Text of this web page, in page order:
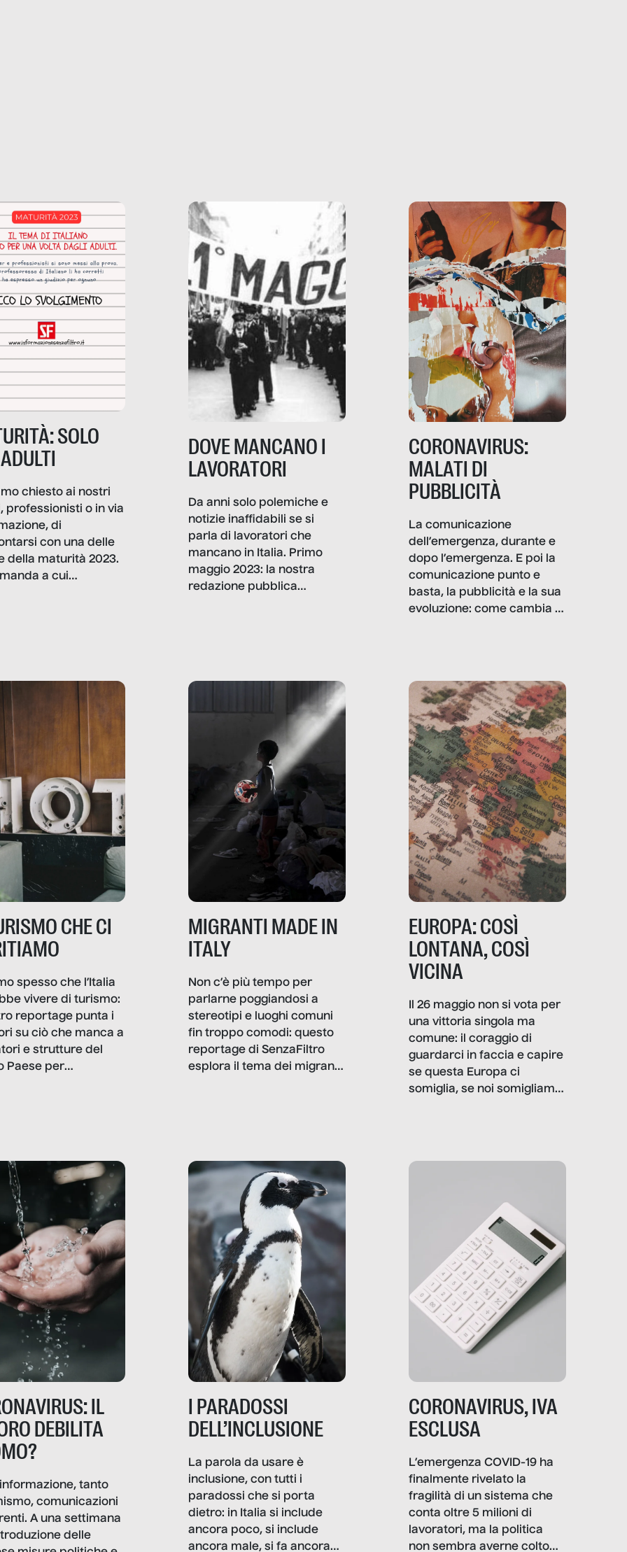
la nostra vita
come.
SOLO
chiesto ai nostri
professionisti o in via
di
con una delle
della maturità 2023.
a cui
DOVE MANCANO I
LAVORATORI
Da anni solo polemiche e
notizie inaffidabili se si
parla di lavoratori che
mancano in Italia. Primo
maggio 2023: la nostra
redazione pubblica
la sanità, la ristorazione,
la scuola, le fabbriche,
amministrazione, l’edilizia,
CORONAVIRUS:
MALATI DI
PUBBLICITÀ
La comunicazione
dell’emergenza, durante e
dopo l’emergenza. E poi la
comunicazione punto e
basta, la pubblicità e la sua
evoluzione: come cambia il
CHE CI
spesso che l’Italia
vivere di turismo:
reportage punta i
su ciò che manca a
e strutture del
Paese per
MIGRANTI MADE IN
ITALY
Non c’è più tempo per
parlarne poggiandosi a
stereotipi e luoghi comuni
fin troppo comodi: questo
reportage di SenzaFiltro
esplora il tema dei migranti
ripensano.
EUROPA: COSÌ
LONTANA, COSÌ
VICINA
Il 26 maggio non si vota per
una vittoria singola ma
comune: il coraggio di
guardarci in faccia e capire
se questa Europa ci
somiglia, se noi somigliamo
comunica, quanto vale […]
IL
DEBILITA
tanto
comunicazioni
A una settimana
delle
I PARADOSSI
DELL’INCLUSIONE
La parola da usare è
inclusione, con tutti i
paradossi che si porta
dietro: in Italia si include
ancora poco, si include
ancora male, si fa ancora
CORONAVIRUS, IVA
ESCLUSA
L’emergenza COVID-19 ha
finalmente rivelato la
fragilità di un sistema che
conta oltre 5 milioni di
lavoratori, ma la politica
non sembra averne colto